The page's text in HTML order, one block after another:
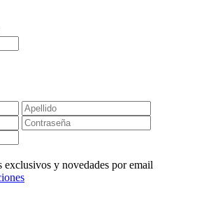
exclusivos y novedades por email